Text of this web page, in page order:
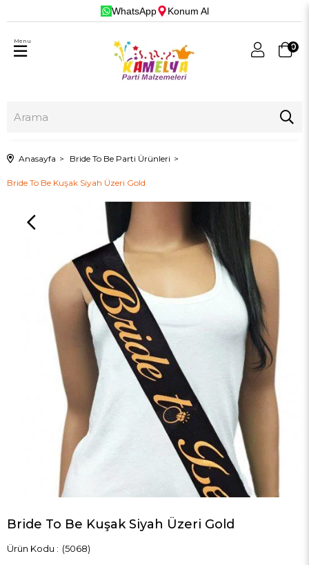
WhatsApp Konum Al
0
Menu
Anasayfa Bride To Be Parti Ürünleri
Bride To Be Kuşak Siyah Üzeri Gold
Bride To Be Kuşak Siyah Üzeri Gold
(5068)